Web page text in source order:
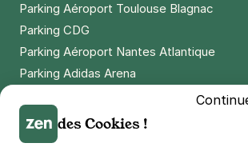
Parking Aéroport Toulouse Blagnac
Parking CDG
Parking Aéroport Nantes Atlantique
Parking Adidas Arena
Parking LDLC Arena
Parking Stade Pierre Mauroy
des Cookies !